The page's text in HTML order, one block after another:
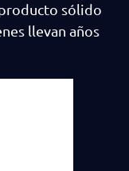
sólido
llevan años